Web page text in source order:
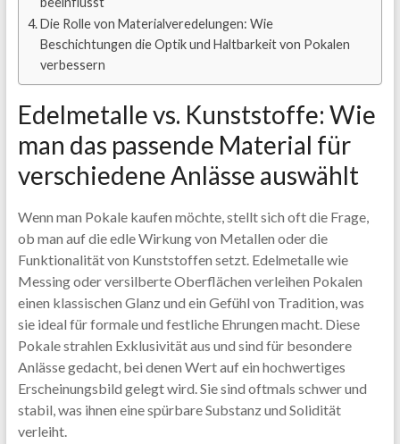
Die Rolle von Materialveredelungen: Wie
Beschichtungen die Optik und Haltbarkeit von Pokalen
verbessern
Edelmetalle vs. Kunststoffe: Wie
man das passende Material für
verschiedene Anlässe auswählt
Wenn man Pokale kaufen möchte, stellt sich oft die Frage,
ob man auf die edle Wirkung von Metallen oder die
Funktionalität von Kunststoffen setzt. Edelmetalle wie
Messing oder versilberte Oberflächen verleihen Pokalen
einen klassischen Glanz und ein Gefühl von Tradition, was
sie ideal für formale und festliche Ehrungen macht. Diese
Pokale strahlen Exklusivität aus und sind für besondere
Anlässe gedacht, bei denen Wert auf ein hochwertiges
Erscheinungsbild gelegt wird. Sie sind oftmals schwer und
stabil, was ihnen eine spürbare Substanz und Solidität
verleiht.